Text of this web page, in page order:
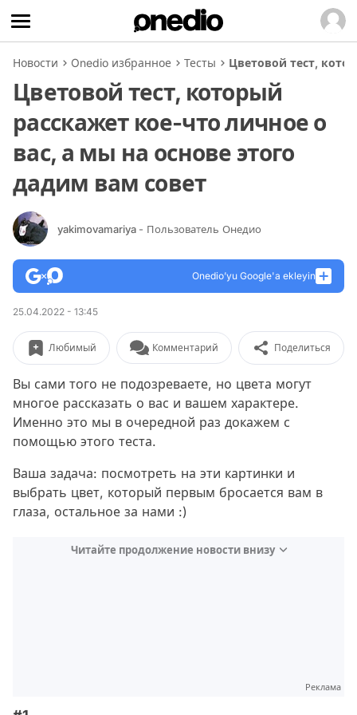
Новости Onedio избранное Тесты Цветовой тест,
Цветовой тест, который
расскажет кое-что личное о
вас, а мы на основе этого
дадим вам совет
yakimovamariya - Пользователь Онедио
Onedio’yu Google'a ekleyin
25.04.2022 - 13:45
Любимый Комментарий Поделиться
Вы сами того не подозреваете, но цвета могут
многое рассказать о вас и вашем характере.
Именно это мы в очередной раз докажем с
помощью этого теста.
Ваша задача: посмотреть на эти картинки и
выбрать цвет, который первым бросается вам в
глаза, остальное за нами :)
Читайте продолжение новости внизу
Реклама